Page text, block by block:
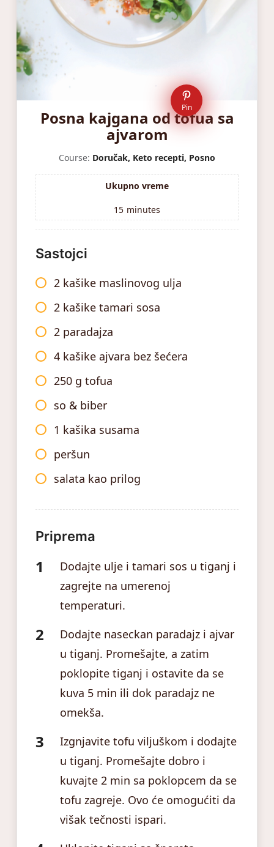
Pin
Posna kajgana od tofua sa
ajvarom
Course: Doručak, Keto recepti, Posno
Ukupno vreme
15 minutes
Sastojci
2 kašike maslinovog ulja
2 kašike tamari sosa
2 paradajza
4 kašike ajvara bez šećera
250 g tofua
so & biber
1 kašika susama
peršun
salata kao prilog
Priprema
Dodajte ulje i tamari sos u tiganj i
zagrejte na umerenoj
temperaturi.
Dodajte naseckan paradajz i ajvar
u tiganj. Promešajte, a zatim
poklopite tiganj i ostavite da se
kuva 5 min ili dok paradajz ne
omekša.
Izgnjavite tofu viljuškom i dodajte
u tiganj. Promešajte dobro i
kuvajte 2 min sa poklopcem da se
tofu zagreje. Ovo će omogućiti da
višak tečnosti ispari.